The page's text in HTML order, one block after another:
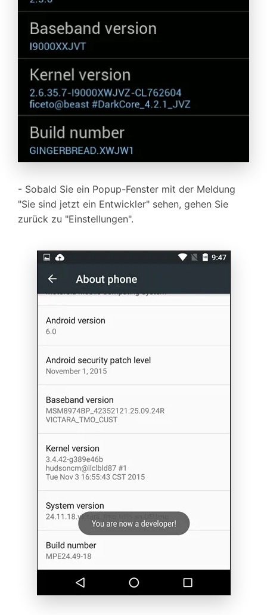
- Sobald Sie ein Popup-Fenster mit der Meldung
"Sie sind jetzt ein Entwickler" sehen, gehen Sie
zurück zu "Einstellungen".